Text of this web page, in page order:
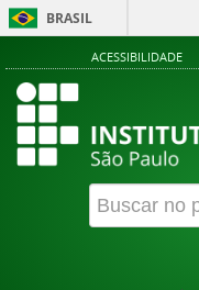
BRASIL
ACESSIBILIDADE